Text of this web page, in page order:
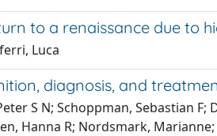
to a renaissance due to
Luca
diagnosis, and
S N; Schoppman, Sebastian
Hanna R; Nordsmark,